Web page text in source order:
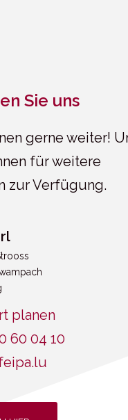
Sie uns
gerne weiter!
für weitere
zur Verfügung.
planen
60 04 10